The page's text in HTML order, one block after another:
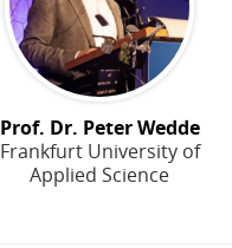
Prof. Dr. Peter Wedde
Frankfurt University of
Applied Science